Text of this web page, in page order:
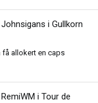
i Gullkorn
få allokert en caps
i Tour de